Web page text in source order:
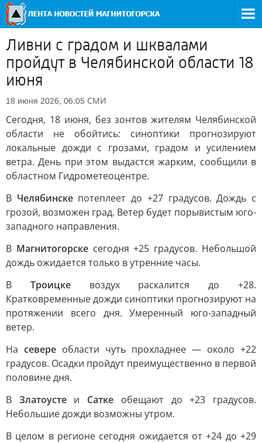
Ливни с градом и шквалами
пройдут в Челябинской области 18
июня
18 июня 2026, 06:05 СМИ
Сегодня, 18 июня, без зонтов жителям Челябинской
области не обойтись: синоптики прогнозируют
локальные дожди с грозами, градом и усилением
ветра. День при этом выдастся жарким, сообщили в
областном Гидрометеоцентре.
В Челябинскепотеплеет до +27 градусов. Дождь с
грозой, возможен град. Ветер будет порывистым юго-
западного направления.
В Магнитогорскесегодня +25 градусов. Небольшой
дождь ожидается только в утренние часы.
В Троицкевоздух раскалится до +28.
Кратковременные дожди синоптики прогнозируют на
протяжении всего дня. Умеренный юго-западный
ветер.
На севере области чуть прохладнее — около +22
градусов. Осадки пройдут преимущественно в первой
половине дня.
В Златоустеи Сатке обещают до +23 градусов.
Небольшие дожди возможны утром.
В целом в регионе сегодня ожидается от +24 до +29